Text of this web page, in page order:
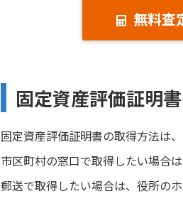
無料査
固定資産評価証明
固定資産評価証明書の取得方法は
市区町村の窓口で取得したい場合
郵送で取得したい場合は、役所の